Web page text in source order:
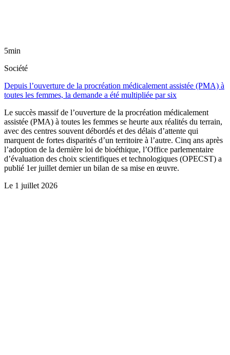
5min
Société
Depuis l’ouverture de la procréation médicalement assistée (PMA) à
toutes les femmes, la demande a été multipliée par six
Le succès massif de l’ouverture de la procréation médicalement
assistée (PMA) à toutes les femmes se heurte aux réalités du terrain,
avec des centres souvent débordés et des délais d’attente qui
marquent de fortes disparités d’un territoire à l’autre. Cinq ans après
l’adoption de la dernière loi de bioéthique, l’Office parlementaire
d’évaluation des choix scientifiques et technologiques (OPECST) a
publié 1er juillet dernier un bilan de sa mise en œuvre.
Le 1 juillet 2026